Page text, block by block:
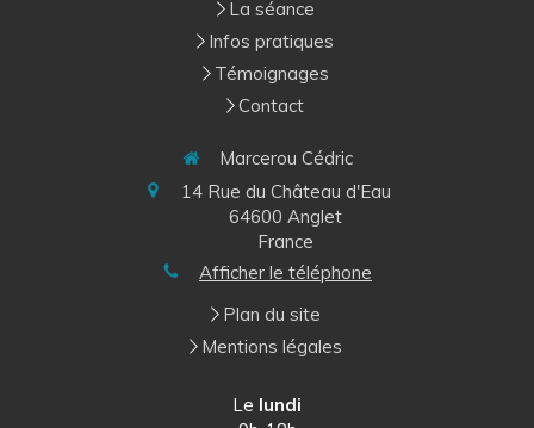
La séance
Infos pratiques
Témoignages
Contact
Marcerou Cédric
14 Rue du Château d'Eau
64600 Anglet
France
Afficher le téléphone
Plan du site
Mentions légales
Le lundi